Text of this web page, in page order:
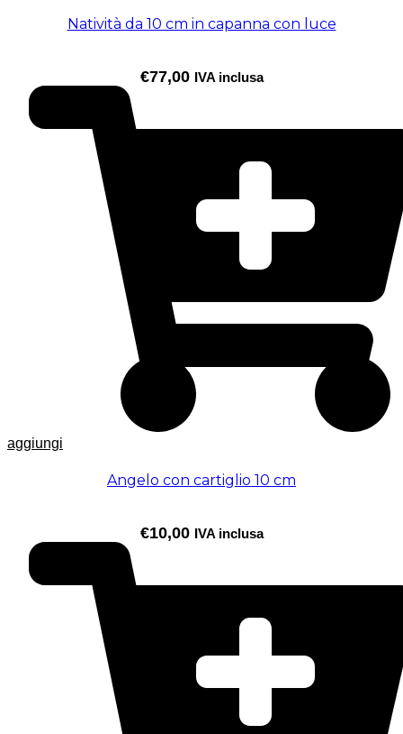
Natività da 10 cm in capanna con luce
€77,00 IVA inclusa
aggiungi
Angelo con cartiglio 10 cm
€10,00 IVA inclusa